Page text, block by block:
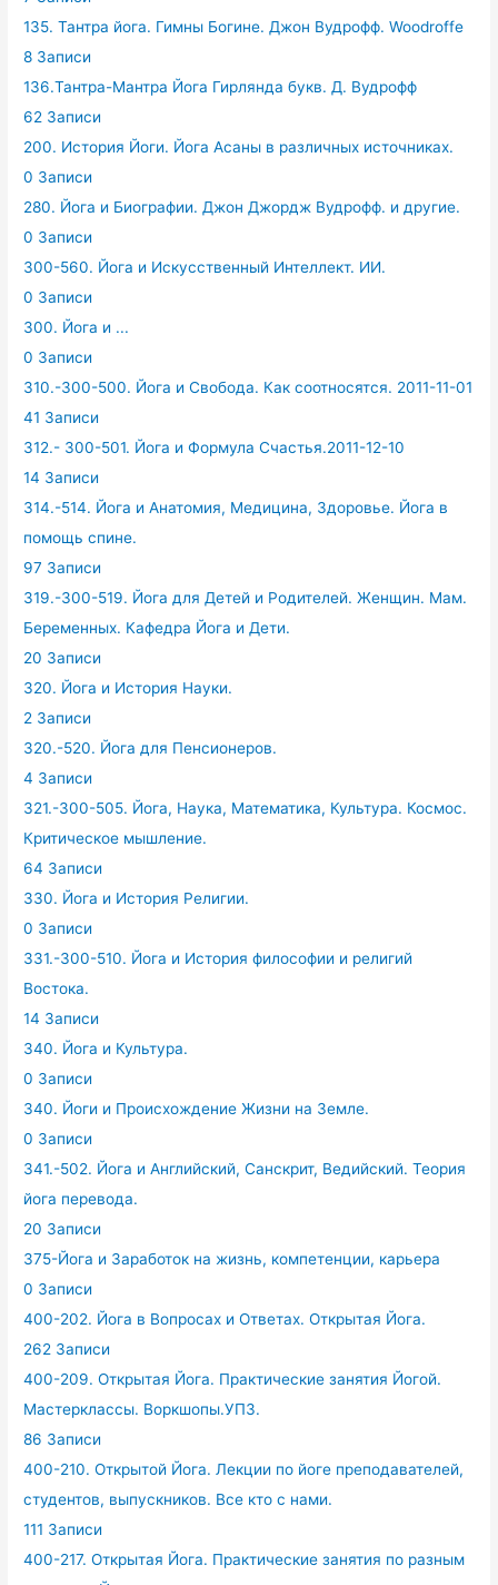
135. Тантра йога. Гимны Богине. Джон Вудрофф. Woodroffe
8 Записи
136.Тантра-Мантра Йога Гирлянда букв. Д. Вудрофф
62 Записи
200. История Йоги. Йога Асаны в различных источниках.
0 Записи
280. Йога и Биографии. Джон Джордж Вудрофф. и другие.
0 Записи
300-560. Йога и Искусственный Интеллект. ИИ.
0 Записи
300. Йога и ...
0 Записи
310.-300-500. Йога и Свобода. Как соотносятся. 2011-11-01
41 Записи
312.- 300-501. Йога и Формула Счастья.2011-12-10
14 Записи
314.-514. Йога и Анатомия, Медицина, Здоровье. Йога в
помощь спине.
97 Записи
319.-300-519. Йога для Детей и Родителей. Женщин. Мам.
Беременных. Кафедра Йога и Дети.
20 Записи
320. Йога и История Науки.
2 Записи
320.-520. Йога для Пенсионеров.
4 Записи
321.-300-505. Йога, Наука, Математика, Культура. Космос.
Критическое мышление.
64 Записи
330. Йога и История Религии.
0 Записи
331.-300-510. Йога и История философии и религий
Востока.
14 Записи
340. Йога и Культура.
0 Записи
340. Йоги и Происхождение Жизни на Земле.
0 Записи
341.-502. Йога и Английский, Санскрит, Ведийский. Теория
йога перевода.
20 Записи
375-Йога и Заработок на жизнь, компетенции, карьера
0 Записи
400-202. Йога в Вопросах и Ответах. Открытая Йога.
262 Записи
400-209. Открытая Йога. Практические занятия Йогой.
Мастерклассы. Воркшопы.УПЗ.
86 Записи
400-210. Открытой Йога. Лекции по йоге преподавателей,
студентов, выпускников. Все кто с нами.
111 Записи
400-217. Открытая Йога. Практические занятия по разным